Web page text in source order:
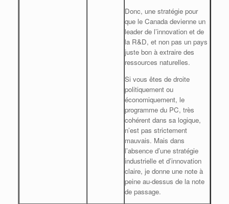
Donc, une stratégie pour
que le Canada devienne un
leader de l’innovation et de
la R&D, et non pas un pays
juste bon à extraire des
ressources naturelles.
Si vous êtes de droite
politiquement ou
économiquement, le
programme du PC, très
cohérent dans sa logique,
n’est pas strictement
mauvais. Mais dans
l’absence d’une stratégie
industrielle et d’innovation
claire, je donne une note à
peine au-dessus de la note
de passage.